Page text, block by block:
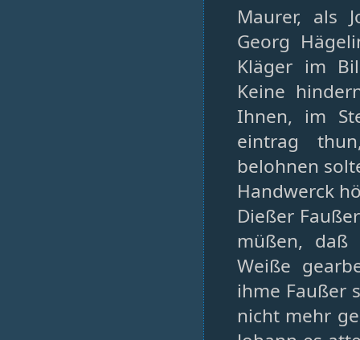
Maurer, als
Georg
Kläger im
Keine
Ihnen, im
eintrag
belohnen
Handwerck
Dießer
müßen, daß
Weiße
ihme Faußer
nicht mehr